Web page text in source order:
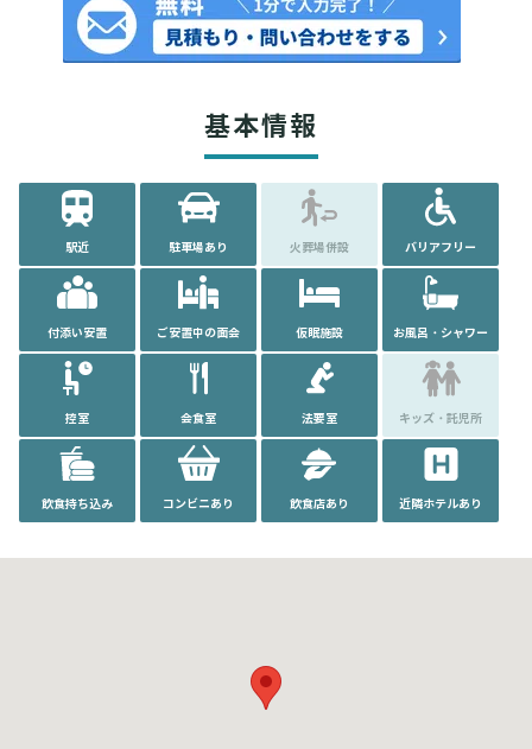
基本情報
駅近 駐車場あり 火葬場併設 バリアフリー
付添い安置 ご安置中の面会 仮眠施設 お風呂・シャワー
控室 会食室 法要室 キッズ・託児所
飲食持ち込み コンビニあり 飲食店あり 近隣ホテルあり